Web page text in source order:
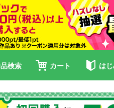
検索 カート は